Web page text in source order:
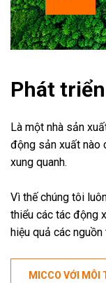
Phát
Là một nhà sản
động sản xuất nào
xung quanh.
Vì thế chúng tôi
thiểu các tác động
hiệu quả các
MICCO VỚI MÔI